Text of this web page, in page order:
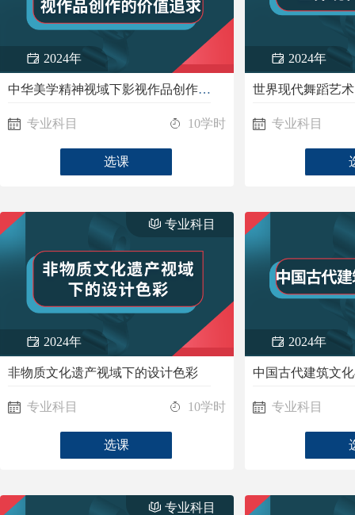
2024年
中华美学精神视域下影视作品创作的价值追求
专业科目 10学时
选课
2024年
世界现代舞蹈艺术
专业科目
专业科目
2024年
非物质文化遗产视域下的设计色彩
专业科目 10学时
选课
2024年
中国古代建筑文
专业科目
专业科目